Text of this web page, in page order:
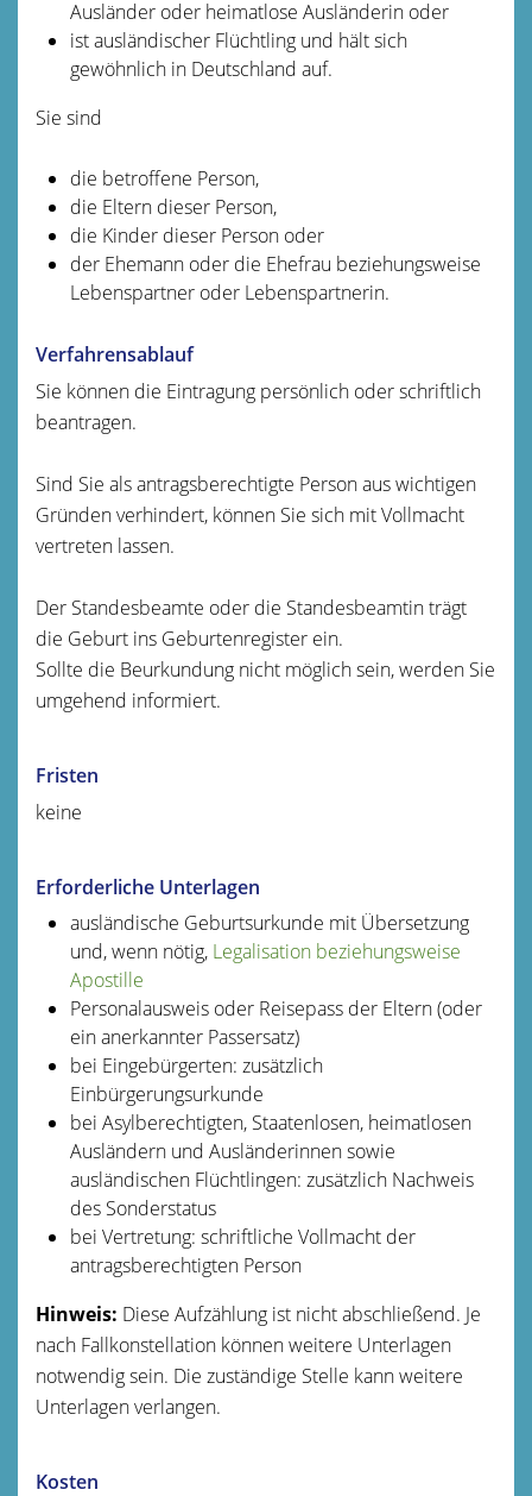
Ausländer oder heimatlose Ausländerin oder
ist ausländischer Flüchtling und hält sich
gewöhnlich in Deutschland auf.
Sie sind
die betroffene Person,
die Eltern dieser Person,
die Kinder dieser Person oder
der Ehemann oder die Ehefrau beziehungsweise
Lebenspartner oder Lebenspartnerin.
Verfahrensablauf
Sie können die Eintragung persönlich oder schriftlich
beantragen.
Sind Sie als antragsberechtigte Person aus wichtigen
Gründen verhindert, können Sie sich mit Vollmacht
vertreten lassen.
Der Standesbeamte oder die Standesbeamtin trägt
die Geburt ins Geburtenregister ein.
Sollte die Beurkundung nicht möglich sein, werden Sie
umgehend informiert.
Fristen
keine
Erforderliche Unterlagen
ausländische Geburtsurkunde mit Übersetzung
und, wenn nötig, Legalisation beziehungsweise
Apostille
Personalausweis oder Reisepass der Eltern (oder
ein anerkannter Passersatz)
bei Eingebürgerten: zusätzlich
Einbürgerungsurkunde
bei Asylberechtigten, Staatenlosen, heimatlosen
Ausländern und Ausländerinnen sowie
ausländischen Flüchtlingen: zusätzlich Nachweis
des Sonderstatus
bei Vertretung: schriftliche Vollmacht der
antragsberechtigten Person
Hinweis: Diese Aufzählung ist nicht abschließend. Je
nach Fallkonstellation können weitere Unterlagen
notwendig sein. Die zuständige Stelle kann weitere
Unterlagen verlangen.
Kosten